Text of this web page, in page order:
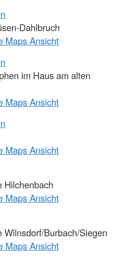
Dahlbruch
Maps Ansicht
im Haus am alten
Maps Ansicht
Maps Ansicht
Hilchenbach
Maps Ansicht
Wilnsdorf/Burbach/Siegen
Maps Ansicht